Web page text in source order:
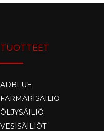
TUOTTEET
ADBLUE
FARMARISÄILIÖ
ÖLJYSÄILIÖ
VESISÄILIÖT